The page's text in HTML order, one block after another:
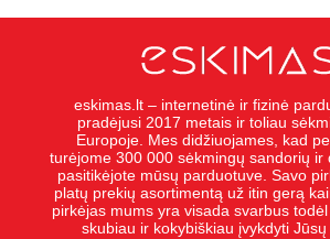
eskimas.lt – internetinė ir fizinė
pradėjusi 2017 metais ir toliau
Europoje. Mes didžiuojames, kad
turėjome 300 000 sėkmingų sandorių ir
pasitikėjote mūsų parduotuve. Savo
platų prekių asortimentą už itin gerą
pirkėjas mums yra visada svarbus
skubiau ir kokybiškiau įvykdyti